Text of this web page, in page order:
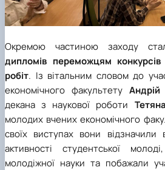
Окремою частиною заходу
дипломів переможцям конкурсів
робіт. Із вітальним словом до
економічного факультетуАндрій
декана з наукової роботи
молодих вчених економічного
своїх виступах вони відзначили
активності студентської
молодіжної науки та побажали